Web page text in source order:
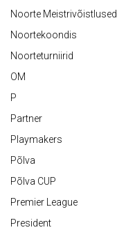
Noorte Meistrivõistlused
Noortekoondis
Noorteturniirid
OM
P
Partner
Playmakers
Põlva
Põlva CUP
Premier League
President